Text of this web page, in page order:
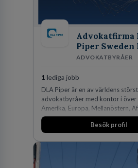
Advokatfirma
Piper Sweden
ADVOKATBYRÅER
1lediga jobb
DLA Piper är en av världens
advokatbyråer med kontor i över
Amerika, Europa, Mellanöstern,
och Oceanien. Vi är specialister
affärsjuridikens alla områden och
fler än 450 jurister på fem kontor
Köpenhamn, Århus, Oslo och
på DLA Piper erbjuda våra klienter
Besök profil